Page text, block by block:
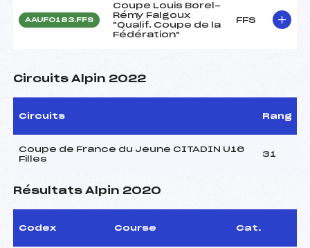
AAUF0183.FFS
Coupe Louis Borel-
Rémy Falgoux
"Qualif. Coupe de la
Fédération"
FFS
Circuits Alpin 2022
Circuits Rang
Coupe de France du Jeune CITADIN U16
Filles
31
Résultats Alpin 2020
Codex Course Cat.